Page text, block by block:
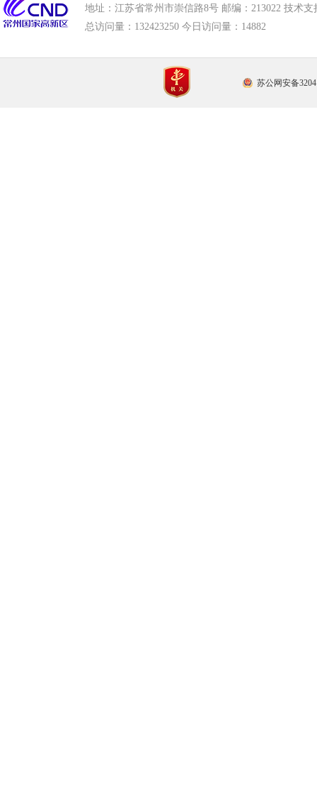
地址：江苏省常州市崇信路8号 邮编：213022 技术支
总访问量： 132423250 今日访问量： 14882
苏公网安备